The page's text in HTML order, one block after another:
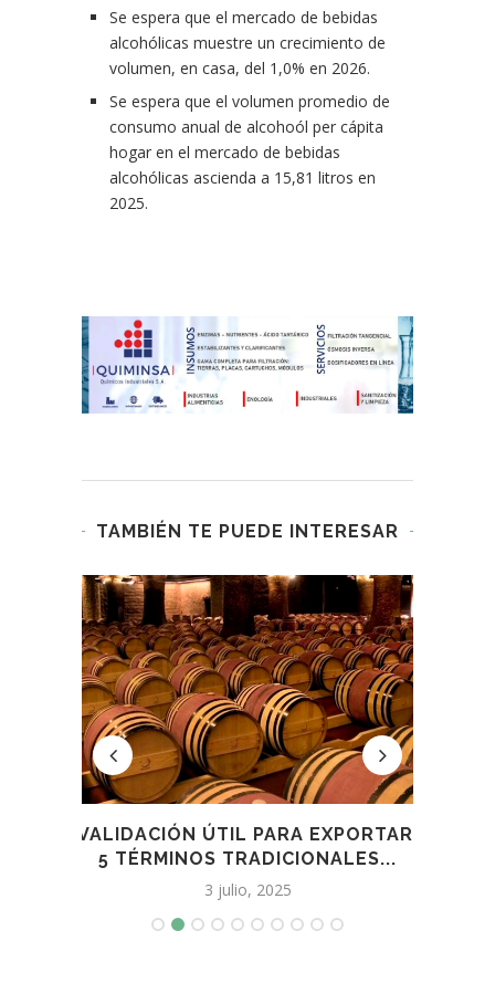
Se espera que el mercado de bebidas
alcohólicas muestre un crecimiento de
volumen, en casa, del 1,0% en 2026.
Se espera que el volumen promedio de
consumo anual de alcohoól per cápita
hogar en el mercado de bebidas
alcohólicas ascienda a 15,81 litros en
2025.
TAMBIÉN TE PUEDE INTERESAR
VALIDACIÓN ÚTIL PARA EXPORTAR:
5 TÉRMINOS TRADICIONALES...
3 julio, 2025